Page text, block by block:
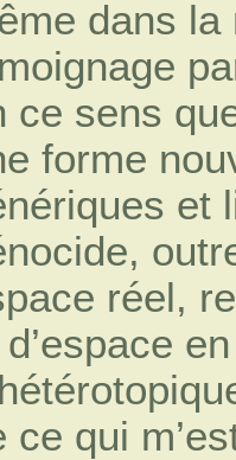
dans
ce sens
forme
et
réel,
ce qui